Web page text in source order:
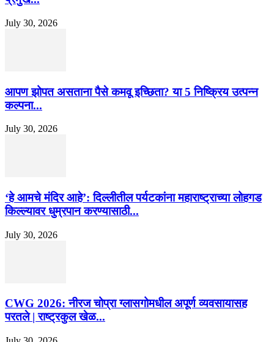
July 30, 2026
आपण झोपत असताना पैसे कमवू इच्छिता? या 5 निष्क्रिय उत्पन्न
कल्पना...
July 30, 2026
‘हे आमचे मंदिर आहे’: दिल्लीतील पर्यटकांना महाराष्ट्राच्या लोहगड
किल्ल्यावर धुम्रपान करण्यासाठी...
July 30, 2026
CWG 2026: नीरज चोप्रा ग्लासगोमधील अपूर्ण व्यवसायासह
परतले | राष्ट्रकुल खेळ...